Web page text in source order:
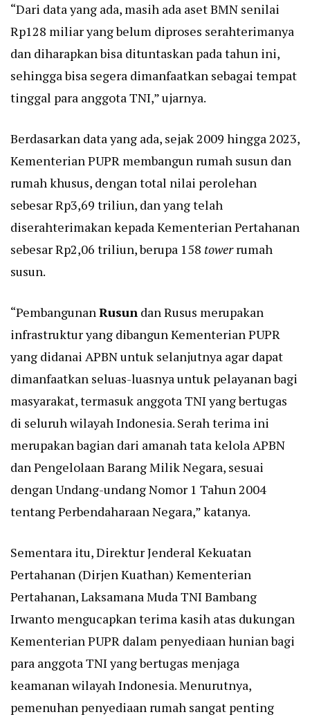
“Dari data yang ada, masih ada aset BMN senilai
Rp128 miliar yang belum diproses serahterimanya
dan diharapkan bisa dituntaskan pada tahun ini,
sehingga bisa segera dimanfaatkan sebagai tempat
tinggal para anggota TNI,” ujarnya.
Berdasarkan data yang ada, sejak 2009 hingga 2023,
Kementerian PUPR membangun rumah susun dan
rumah khusus, dengan total nilai perolehan
sebesar Rp3,69 triliun, dan yang telah
diserahterimakan kepada Kementerian Pertahanan
sebesar Rp2,06 triliun, berupa 158 towerrumah
susun.
“PembangunanRusun dan Rusus merupakan
infrastruktur yang dibangun Kementerian PUPR
yang didanai APBN untuk selanjutnya agar dapat
dimanfaatkan seluas-luasnya untuk pelayanan bagi
masyarakat, termasuk anggota TNI yang bertugas
di seluruh wilayah Indonesia. Serah terima ini
merupakan bagian dari amanah tata kelola APBN
dan Pengelolaan Barang Milik Negara, sesuai
dengan Undang-undang Nomor 1 Tahun 2004
tentang Perbendaharaan Negara,” katanya.
Sementara itu, Direktur Jenderal Kekuatan
Pertahanan (Dirjen Kuathan) Kementerian
Pertahanan, Laksamana Muda TNI Bambang
Irwanto mengucapkan terima kasih atas dukungan
Kementerian PUPR dalam penyediaan hunian bagi
para anggota TNI yang bertugas menjaga
keamanan wilayah Indonesia. Menurutnya,
pemenuhan penyediaan rumah sangat penting